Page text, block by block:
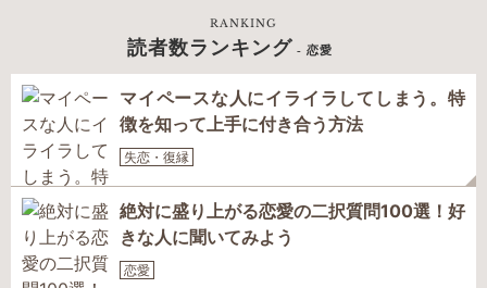
RANKING
読者数ランキング - 恋愛
マイペースな人にイライラしてしまう。特
徴を知って上手に付き合う方法
失恋・復縁
絶対に盛り上がる恋愛の二択質問100選！好
きな人に聞いてみよう
恋愛